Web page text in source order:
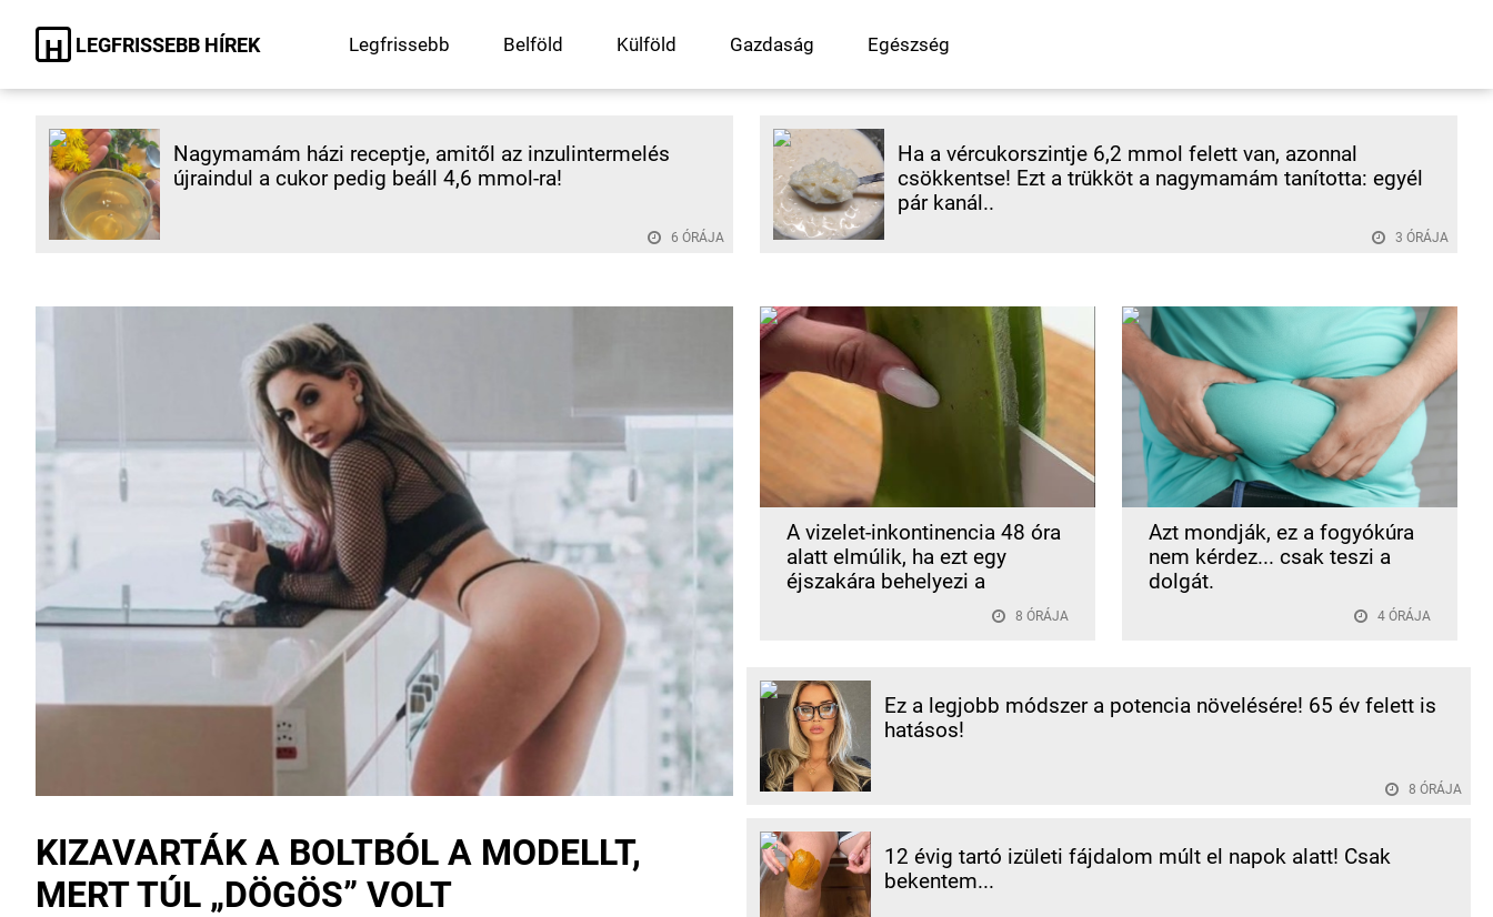
H LEGFRISSEBB HÍREK Legfrissebb Belföld Külföld Gazdaság Egészség
Nagymamám házi receptje, amitől az inzulintermelés
újraindul a cukor pedig beáll 4,6 mmol-ra!
6 ÓRÁJA
Ha a vércukorszintje 6,2 mmol felett van, azonnal
csökkentse! Ezt a trükköt a nagymamám tanította: egyél
pár kanál..
3 ÓRÁJA
KIZAVARTÁK A BOLTBÓL A MODELLT,
MERT TÚL „DÖGÖS” VOLT
A vizelet-inkontinencia 48 óra
alatt elmúlik, ha ezt egy
éjszakára behelyezi a
8 ÓRÁJA
Azt mondják, ez a fogyókúra
nem kérdez... csak teszi a
dolgát.
4 ÓRÁJA
Ez a legjobb módszer a potencia növelésére! 65 év felett is
hatásos!
8 ÓRÁJA
12 évig tartó izületi fájdalom múlt el napok alatt! Csak
bekentem...